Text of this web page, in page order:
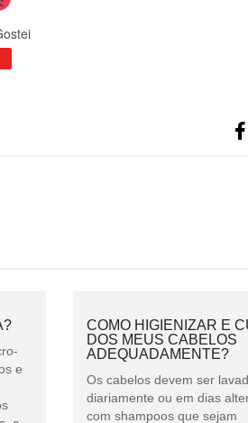
e
COMO HIGIENIZAR E
DOS MEUS CABELOS
ADEQUADAMENTE?
Os cabelos devem ser
diariamente ou em dias
com shampoos que sejam